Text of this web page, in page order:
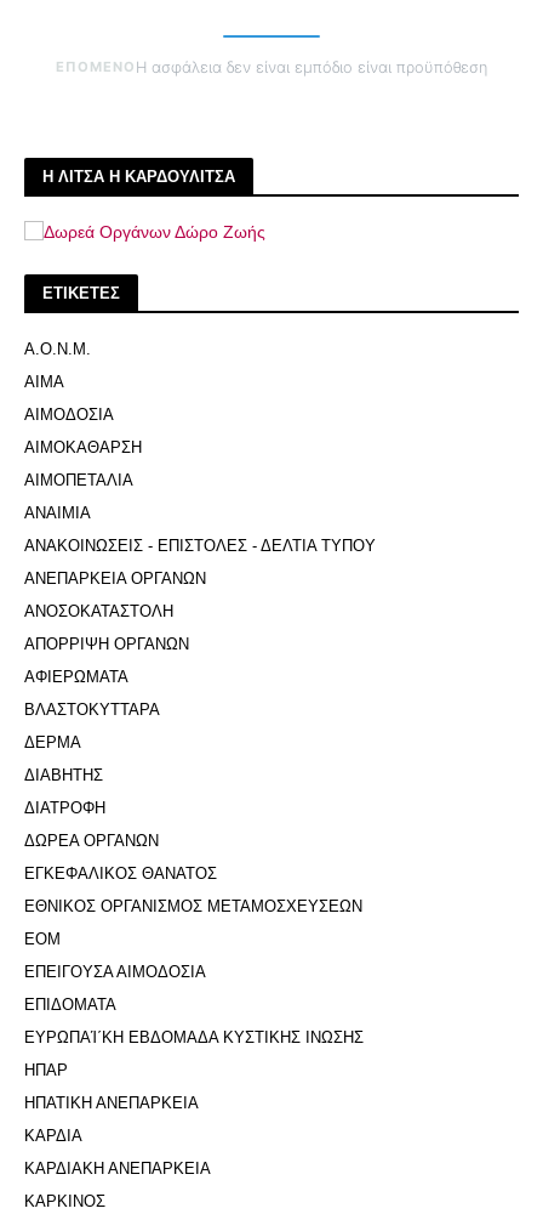
ΕΠΟΜΕΝΟ Η ασφάλεια δεν είναι εμπόδιο είναι προϋπόθεση
Η ΛΙΤΣΑ Η ΚΑΡΔΟΥΛΙΤΣΑ
ΕΤΙΚΕΤΕΣ
Α.Ο.Ν.Μ.
ΑΙΜΑ
ΑΙΜΟΔΟΣΙΑ
ΑΙΜΟΚΑΘΑΡΣΗ
ΑΙΜΟΠΕΤΑΛΙΑ
ΑΝΑΙΜΙΑ
ΑΝΑΚΟΙΝΩΣΕΙΣ - ΕΠΙΣΤΟΛΕΣ - ΔΕΛΤΙΑ ΤΥΠΟΥ
ΑΝΕΠΑΡΚΕΙΑ ΟΡΓΑΝΩΝ
ΑΝΟΣΟΚΑΤΑΣΤΟΛΗ
ΑΠΟΡΡΙΨΗ ΟΡΓΑΝΩΝ
ΑΦΙΕΡΩΜΑΤΑ
ΒΛΑΣΤΟΚΥΤΤΑΡΑ
ΔΕΡΜΑ
ΔΙΑΒΗΤΗΣ
ΔΙΑΤΡΟΦΗ
ΔΩΡΕΑ ΟΡΓΑΝΩΝ
ΕΓΚΕΦΑΛΙΚΟΣ ΘΑΝΑΤΟΣ
ΕΘΝΙΚΟΣ ΟΡΓΑΝΙΣΜΟΣ ΜΕΤΑΜΟΣΧΕΥΣΕΩΝ
ΕΟΜ
ΕΠΕΙΓΟΥΣΑ ΑΙΜΟΔΟΣΙΑ
ΕΠΙΔΟΜΑΤΑ
ΕΥΡΩΠΑΊ΄ΚΗ ΕΒΔΟΜΑΔΑ ΚΥΣΤΙΚΗΣ ΙΝΩΣΗΣ
ΗΠΑΡ
ΗΠΑΤΙΚΗ ΑΝΕΠΑΡΚΕΙΑ
ΚΑΡΔΙΑ
ΚΑΡΔΙΑΚΗ ΑΝΕΠΑΡΚΕΙΑ
ΚΑΡΚΙΝΟΣ